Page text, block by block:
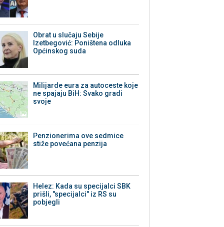
Obrat u slučaju Sebije
Izetbegović: Poništena odluka
Općinskog suda
Milijarde eura za autoceste koje
ne spajaju BiH: Svako gradi
svoje
Penzionerima ove sedmice
stiže povećana penzija
Helez: Kada su specijalci SBK
prišli, "specijalci" iz RS su
pobjegli